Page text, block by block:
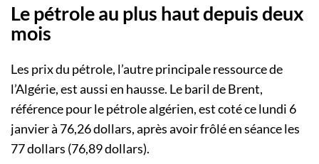
Le pétrole au plus haut depuis deux
mois
Les prix du pétrole, l’autre principale ressource de
l’Algérie, est aussi en hausse. Le baril de Brent,
référence pour le pétrole algérien, est coté ce lundi 6
janvier à 76,26 dollars, après avoir frôlé en séance les
77 dollars (76,89 dollars).